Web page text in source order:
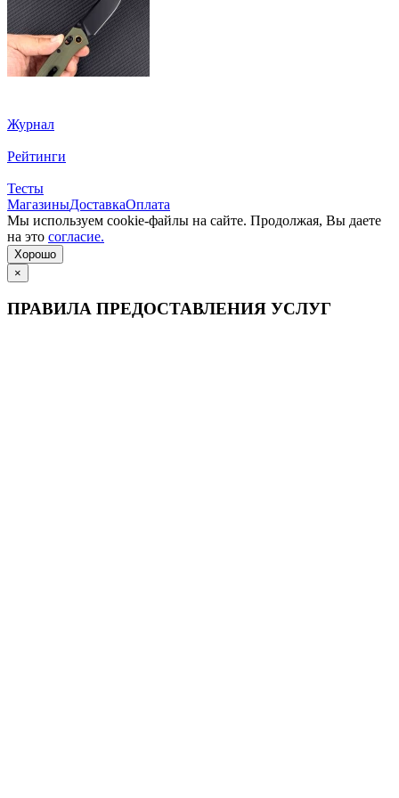
Журнал
Рейтинги
Тесты
МагазиныДоставкаОплата
Мы используем cookie-файлы на сайте. Продолжая, Вы даете
на это согласие.
Хорошо
×
ПРАВИЛА ПРЕДОСТАВЛЕНИЯ УСЛУГ